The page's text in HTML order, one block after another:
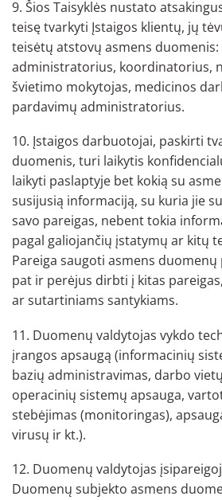
9. Šios Taisyklės nustato
teisę tvarkyti Įstaigos klientų, jų
teisėtų atstovų asmens duomenis:
administratorius, koordinatorius,
švietimo mokytojas, medicinos
pardavimų administratorius.
10. Įstaigos darbuotojai, paskirti
duomenis, turi laikytis
laikyti paslaptyje bet kokią su
susijusią informaciją, su kuria jie
savo pareigas, nebent tokia
pagal galiojančių įstatymų ar kitų
Pareiga saugoti asmens
pat ir perėjus dirbti į kitas
ar sutartiniams santykiams.
11. Duomenų valdytojas vykdo
įrangos apsaugą (informacinių
bazių administravimas, darbo
operacinių sistemų apsauga,
stebėjimas (monitoringas),
virusų ir kt.).
12. Duomenų valdytojas
Duomenų subjekto asmens